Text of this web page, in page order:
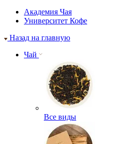
Академия Чая
Университет Кофе
Назад на главную
Чай
Все виды